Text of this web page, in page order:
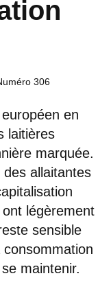
306
en
laitières
marquée.
allaitantes
légèrement
sensible
consommation
maintenir.